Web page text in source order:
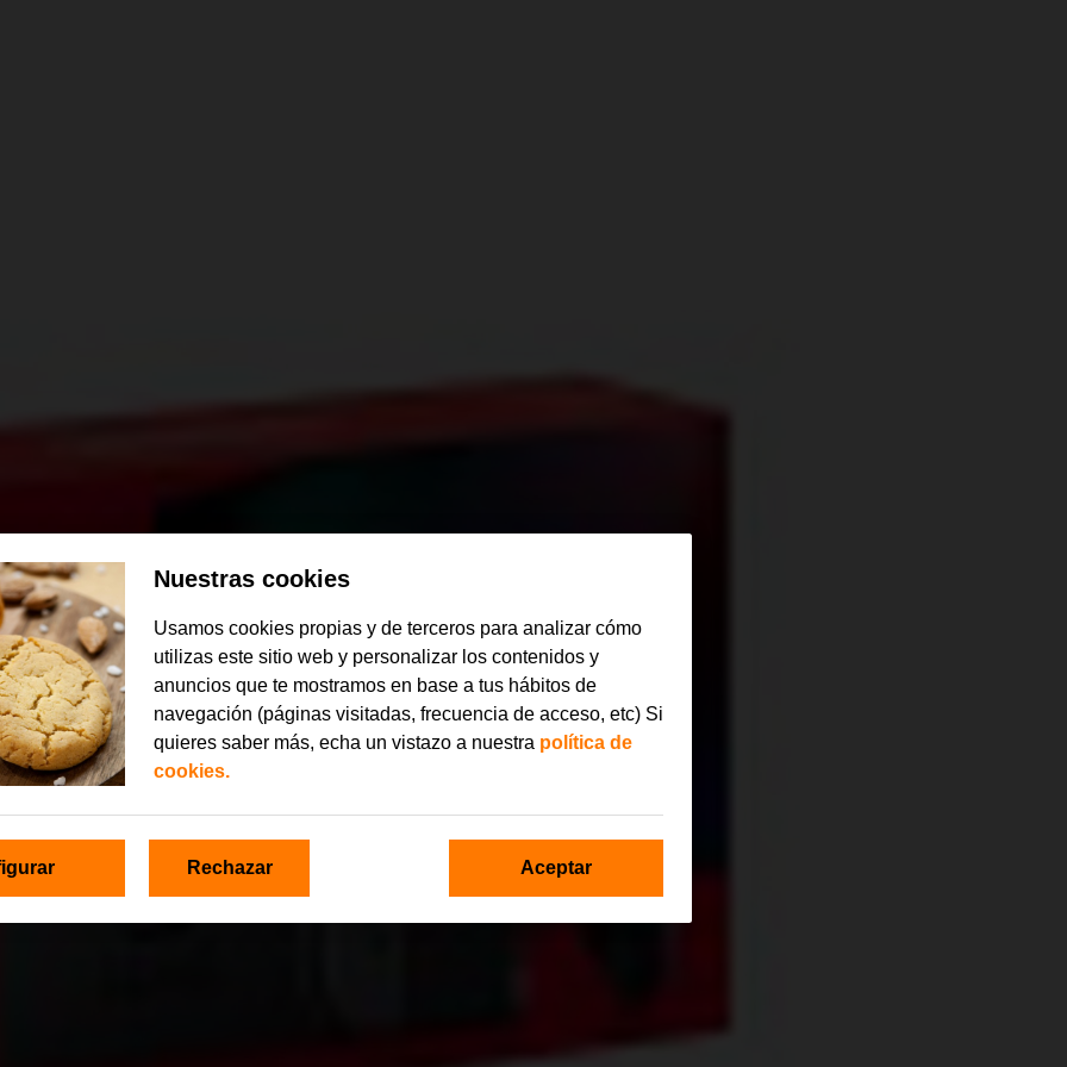
Nuestras cookies
Usamos cookies propias y de terceros para analizar cómo
utilizas este sitio web y personalizar los contenidos y
anuncios que te mostramos en base a tus hábitos de
navegación (páginas visitadas, frecuencia de acceso, etc) Si
quieres saber más, echa un vistazo a nuestra política de
cookies.
Rechazar Aceptar